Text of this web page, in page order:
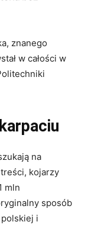
znanego
w całości w
na
kojarzy
mln
sposób
i